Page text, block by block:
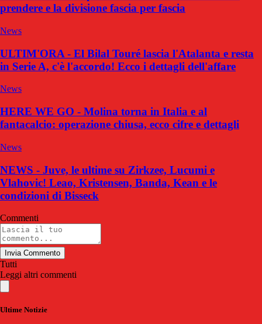
prendere e la divisione fascia per fascia
News
ULTIM'ORA - El Bilal Touré lascia l'Atalanta e resta
in Serie A, c'è l'accordo! Ecco i dettagli dell'affare
News
HERE WE GO - Molina torna in Italia e al
fantacalcio: operazione chiusa, ecco cifre e dettagli
News
NEWS - Juve, le ultime su Zirkzee, Lucumi e
Vlahovic! Leao, Kristensen, Banda, Kean e le
condizioni di Bisseck
Commenti
Invia Commento
Tutti
Leggi altri commenti
Ultime Notizie